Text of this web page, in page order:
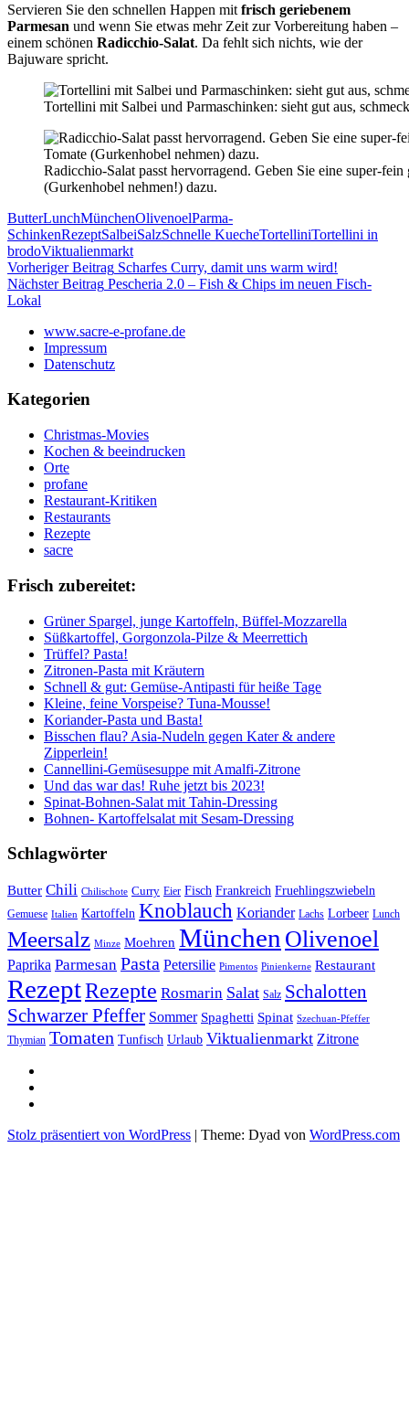
Servieren Sie den schnellen Happen mit frisch geriebenem
Parmesan und wenn Sie etwas mehr Zeit zur Vorbereitung haben –
einem schönen Radicchio-Salat. Da fehlt sich nichts, wie der
Bajuware spricht.
Tortellini mit Salbei und Parmaschinken: sieht gut aus,
Radicchio-Salat passt hervorragend. Geben Sie eine super-fein
(Gurkenhobel nehmen!) dazu.
ButterLunchMünchenOlivenoelParma-
SchinkenRezeptSalbeiSalzSchnelle KuecheTortelliniTortellini in
brodoViktualienmarkt
Beitragsnavigation
Vorheriger Beitrag Scharfes Curry, damit uns warm wird!
Nächster Beitrag Pescheria 2.0 – Fish & Chips im neuen Fisch-
Lokal
www.sacre-e-profane.de
Impressum
Datenschutz
Kategorien
Christmas-Movies
Kochen & beeindrucken
Orte
profane
Restaurant-Kritiken
Restaurants
Rezepte
sacre
Frisch zubereitet:
Grüner Spargel, junge Kartoffeln, Büffel-Mozzarella
Süßkartoffel, Gorgonzola-Pilze & Meerrettich
Trüffel? Pasta!
Zitronen-Pasta mit Kräutern
Schnell & gut: Gemüse-Antipasti für heiße Tage
Kleine, feine Vorspeise? Tuna-Mousse!
Koriander-Pasta und Basta!
Bisschen flau? Asia-Nudeln gegen Kater & andere
Zipperlein!
Cannellini-Gemüsesuppe mit Amalfi-Zitrone
Und das war das! Ruhe jetzt bis 2023!
Spinat-Bohnen-Salat mit Tahin-Dressing
Bohnen- Kartoffelsalat mit Sesam-Dressing
Schlagwörter
Butter Chili Chilischote Curry Eier Fisch Frankreich Fruehlingszwiebeln
Gemuese Italien Kartoffeln Knoblauch Koriander Lachs Lorbeer Lunch
Meersalz Minze Moehren München Olivenoel
Paprika Parmesan Pasta Petersilie Pimentos Pinienkerne Restaurant
RezeptRezepte Rosmarin Salat Salz Schalotten
Schwarzer Pfeffer Sommer Spaghetti Spinat Szechuan-Pfeffer
Thymian Tomaten Tunfisch Urlaub Viktualienmarkt Zitrone
Stolz präsentiert von WordPress | Theme: Dyad von WordPress.com